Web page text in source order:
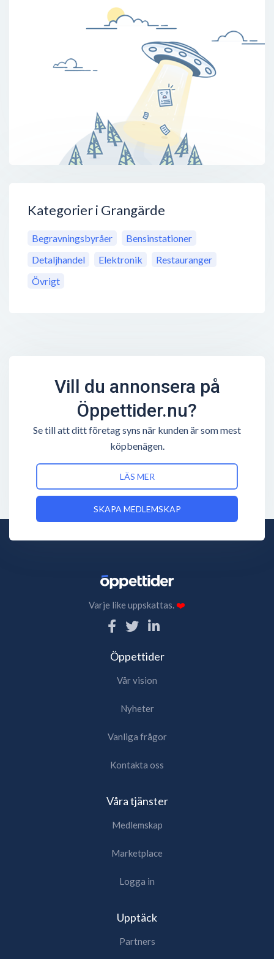
Kategorier i Grangärde
Begravningsbyråer
Bensinstationer
Detaljhandel
Elektronik
Restauranger
Övrigt
Vill du annonsera på
Öppettider.nu?
Se till att ditt företag syns när kunden är som mest
köpbenägen.
LÄS MER
SKAPA MEDLEMSKAP
Varje like uppskattas.❤️
Öppettider
Vår vision
Nyheter
Vanliga frågor
Kontakta oss
Våra tjänster
Medlemskap
Marketplace
Logga in
Upptäck
Partners